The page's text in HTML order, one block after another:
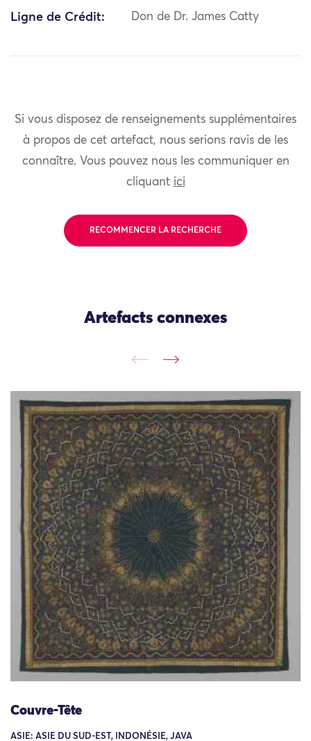
Ligne de Crédit: Don de Dr. James Catty
Si vous disposez de renseignements supplémentaires
à propos de cet artefact, nous serions ravis de les
connaître. Vous pouvez nous les communiquer en
cliquant ici
RECOMMENCER LA RECHERCHE
Artefacts connexes
Couvre-Tête
ASIE: ASIE DU SUD-EST, INDONÉSIE, JAVA